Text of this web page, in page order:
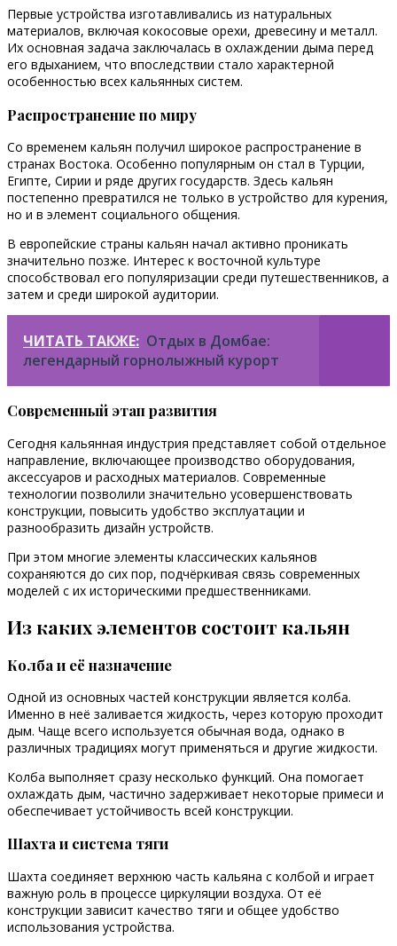
Первые устройства изготавливались из натуральных
материалов, включая кокосовые орехи, древесину и металл.
Их основная задача заключалась в охлаждении дыма перед
его вдыханием, что впоследствии стало характерной
особенностью всех кальянных систем.
Распространение по миру
Со временем кальян получил широкое распространение в
странах Востока. Особенно популярным он стал в Турции,
Египте, Сирии и ряде других государств. Здесь кальян
постепенно превратился не только в устройство для курения,
но и в элемент социального общения.
В европейские страны кальян начал активно проникать
значительно позже. Интерес к восточной культуре
способствовал его популяризации среди путешественников, а
затем и среди широкой аудитории.
ЧИТАТЬ ТАКЖЕ: Отдых в Домбае:
легендарный горнолыжный курорт
Современный этап развития
Сегодня кальянная индустрия представляет собой отдельное
направление, включающее производство оборудования,
аксессуаров и расходных материалов. Современные
технологии позволили значительно усовершенствовать
конструкции, повысить удобство эксплуатации и
разнообразить дизайн устройств.
При этом многие элементы классических кальянов
сохраняются до сих пор, подчёркивая связь современных
моделей с их историческими предшественниками.
Из каких элементов состоит кальян
Колба и её назначение
Одной из основных частей конструкции является колба.
Именно в неё заливается жидкость, через которую проходит
дым. Чаще всего используется обычная вода, однако в
различных традициях могут применяться и другие жидкости.
Колба выполняет сразу несколько функций. Она помогает
охлаждать дым, частично задерживает некоторые примеси и
обеспечивает устойчивость всей конструкции.
Шахта и система тяги
Шахта соединяет верхнюю часть кальяна с колбой и играет
важную роль в процессе циркуляции воздуха. От её
конструкции зависит качество тяги и общее удобство
использования устройства.